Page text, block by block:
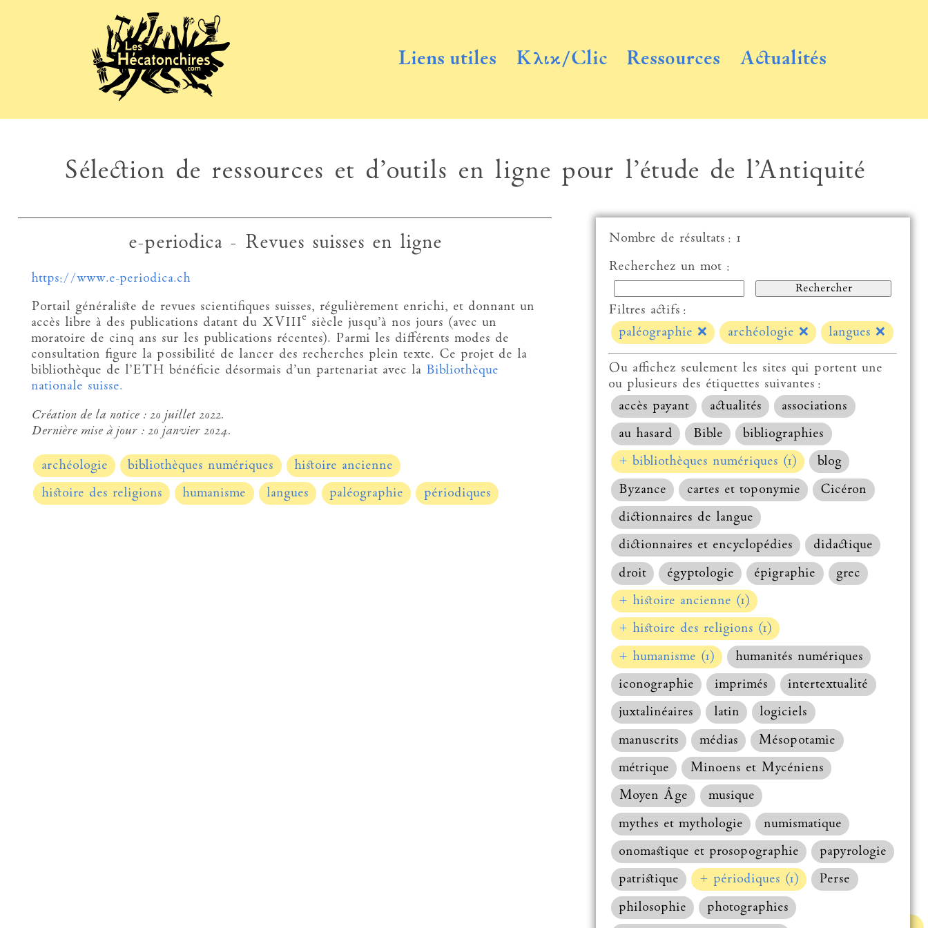
Liens utiles Κλικ/Clic Ressources Actualités
Sélection de ressources et d’outils en ligne pour l’étude de l’Antiquité
e-periodica - Revues suisses en ligne
https://www.e-periodica.ch
Portail généraliste de revues scientifiques suisses, régulièrement enrichi, et donnant un
accès libre à des publications datant du XVIIIe siècle jusqu’à nos jours (avec un
moratoire de cinq ans sur les publications récentes). Parmi les différents modes de
consultation figure la possibilité de lancer des recherches plein texte. Ce projet de la
bibliothèque de l’ETH bénéficie désormais d’un partenariat avec la Bibliothèque
nationale suisse.
Création de la notice : 20 juillet 2022.
Dernière mise à jour : 20 janvier 2024.
archéologie bibliothèques numériques
histoire ancienne
histoire des religions
humanisme langues paléographie périodiques
Nombre de résultats : 1
Recherchez un mot :
Filtres actifs :
paléographie ❌ archéologie ❌ langues❌
Ou affichez seulement les sites qui portent une
ou plusieurs des étiquettes suivantes :
accès payant
actualités
associations
au hasard
Bible
bibliographies
+ bibliothèques numériques (1)
blog
Byzance
cartes et toponymie
Cicéron
dictionnaires de langue
dictionnaires et encyclopédies
didactique
droit
égyptologie épigraphie
grec
+ histoire ancienne (1)
+ histoire des religions (1)
+ humanisme (1)
humanités numériques
iconographie
imprimés
intertextualité
juxtalinéaires
latin
logiciels
manuscrits
médias
Mésopotamie
métrique
Minoens et Mycéniens
Moyen Âge
musique
mythes et mythologie
numismatique
onomastique et prosopographie
papyrologie
patristique
+ périodiques (1)
Perse
philosophie
photographies